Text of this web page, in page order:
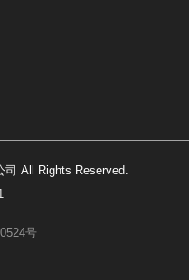
司 All Rights Reserved.
号